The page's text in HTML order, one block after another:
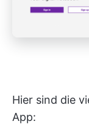
Hier sind die
App: